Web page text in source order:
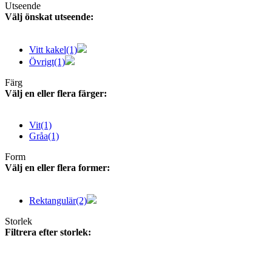
Utseende
Välj önskat utseende:
Vitt kakel(1)
Övrigt(1)
Färg
Välj en eller flera färger:
Vit(1)
Gråa(1)
Form
Välj en eller flera former:
Rektangulär(2)
Storlek
Filtrera efter storlek: